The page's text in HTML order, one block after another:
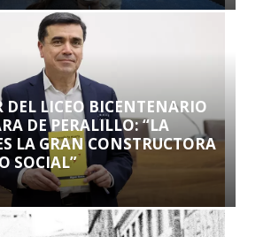
DEL LICEO BICENTENARIO
DE PERALILLO: “LA
LA GRAN CONSTRUCTORA
SOCIAL”